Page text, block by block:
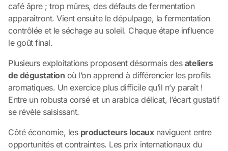
café âpre ; trop mûres, des défauts de fermentation
apparaîtront. Vient ensuite le dépulpage, la fermentation
contrôlée et le séchage au soleil. Chaque étape influence
le goût final.
Plusieurs exploitations proposent désormais des ateliers
de dégustation où l’on apprend à différencier les profils
aromatiques. Un exercice plus difficile qu’il n’y paraît !
Entre un robusta corsé et un arabica délicat, l’écart gustatif
se révèle saisissant.
Côté économie, les producteurs locauxnaviguent entre
opportunités et contraintes. Les prix internationaux du